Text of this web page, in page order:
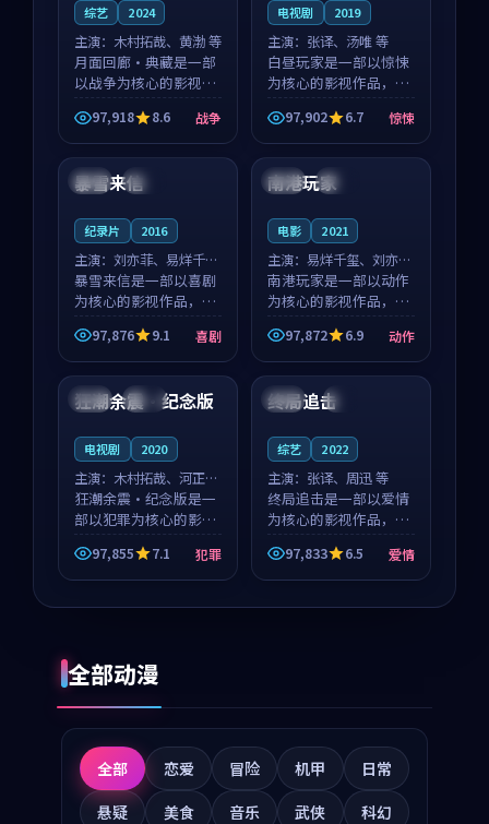
综艺 2024
主演： 木村拓哉、黄渤 等
月面回廊·典藏是一部
以战争为核心的影视作
品，围绕危机、反转与
人物成长展开，整体节
奏紧凑，值得推荐观
看。
97,918 8.6 战争
电视剧 2019
主演： 张译、汤唯 等
白昼玩家是一部以惊悚
为核心的影视作品，围
绕危机、反转与人物成
长展开，整体节奏紧
凑，值得推荐观看。
97,902 6.7 惊悚
法国 热播
暴雪来信
纪录片 2016
主演： 刘亦菲、易烊千玺
等
暴雪来信是一部以喜剧
为核心的影视作品，围
绕危机、反转与人物成
长展开，整体节奏紧
凑，值得推荐观看。
97,876 9.1 喜剧
中国 完结
南港玩家
电影 2021
主演： 易烊千玺、刘亦菲
等
南港玩家是一部以动作
为核心的影视作品，围
绕危机、反转与人物成
长展开，整体节奏紧
凑，值得推荐观看。
97,872 6.9 动作
中国 院线
狂潮余震·纪念版
电视剧 2020
主演： 木村拓哉、河正宇
等
狂潮余震·纪念版是一
部以犯罪为核心的影视
作品，围绕危机、反转
与人物成长展开，整体
节奏紧凑，值得推荐观
97,855 7.1 犯罪
中国 4K
终局追击
综艺 2022
主演： 张译、周迅 等
终局追击是一部以爱情
为核心的影视作品，围
绕危机、反转与人物成
长展开，整体节奏紧
凑，值得推荐观看。
97,833 6.5 爱情
全部动漫
全部 恋爱 冒险 机甲
日常
悬疑
美食 音乐 武侠
科幻